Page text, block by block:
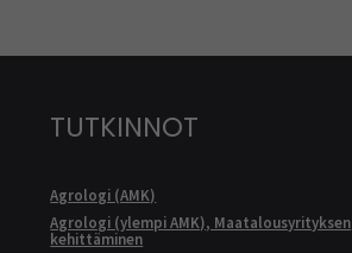
TUTKINNOT
Agrologi (AMK)
Agrologi (ylempi AMK), Maatalousyrityksen
kehittäminen